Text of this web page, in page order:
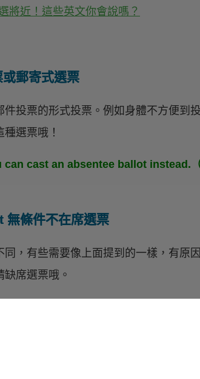
郵寄式選票
投票的形式投票。例如身體不方便到
選票哦！
cast an absentee ballot instead.
條件不在席選票
，有些需要像上面提到的一樣，有原
席選票哦。
to all registered voters.（所有